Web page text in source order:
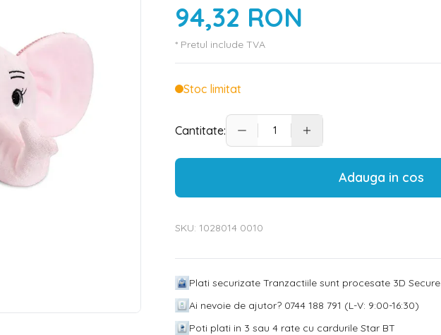
94,32 RON
* Pretul include TVA
Stoc limitat
Cantitate:
Adauga in cos
SKU: 1028014 0010
Plati securizate Tranzactiile sunt procesate 3D Secure
Ai nevoie de ajutor? 0744 188 791 (L-V: 9:00-16:30)
Poti plati in 3 sau 4 rate cu cardurile Star BT